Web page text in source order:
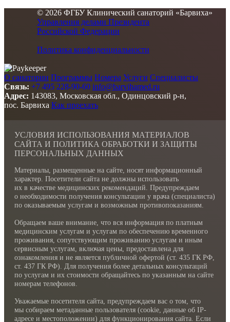
© 2026 ФГБУ Клинический санаторий «Барвиха»
Управления делами Президента
Российской Федерации
Политика конфиденциальности
О санатории Программы Номера Услуги Специалисты
Связь: +7 495 228-90-60 info@barvihamed.ru
Адрес: 143083, Московская обл., Одинцовский р-н,
пос. Барвиха Как проехать
УСЛОВИЯ ИСПОЛЬЗОВАНИЯ МАТЕРИАЛОВ
САЙТА И ПОЛИТИКА ОБРАБОТКИ И ЗАЩИТЫ
ПЕРСОНАЛЬНЫХ ДАННЫХ
Материалы, размещенные на сайте, носят информационный
характер. Посетители сайта не должны использовать
их в качестве медицинских рекомендаций. Предупреждаем
о необходимости получения консультации у врача (специалиста)
по оказываемым услугам и возможным противопоказаниям.
Обращаем ваше внимание, что вся информация по платным
медицинским услугам и услугам по обеспечению временного
проживания, сопутствующим проживанию услугам и иным
сервисным услугам, включая цены, предоставлена для
ознакомления и не является публичной офертой (ст. 435 ГК РФ,
cт. 437 ГК РФ). Для получения более детальных консультаций
по услугам и их стоимости обращайтесь по указанным на сайте
номерам телефонов.
Уважаемые посетителя сайта, предупреждаем вас о том, что
мы собираем метаданные пользователя (cookie, данные об IP-
адресе и местоположении) для функционирования сайта. Если